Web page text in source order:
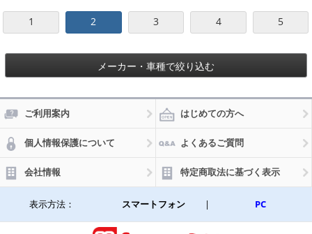
年 シル
バー表
面/ブラ
面 折り
窓用 入
ット(4
WSH-D-
1 2 3 4 5
メーカー・車種で絞り込む
ご利用案内 はじめての方へ
個人情報保護について よくあるご質問
会社情報 特定商取法に基づく表示
表示方法： スマートフォン | PC